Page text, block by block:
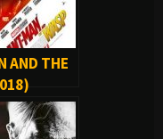
AND THE